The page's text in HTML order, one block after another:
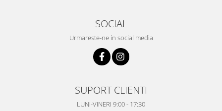
SOCIAL
Urmareste-ne in social media
SUPORT CLIENTI
LUNI-VINERI 9:00 - 17:30